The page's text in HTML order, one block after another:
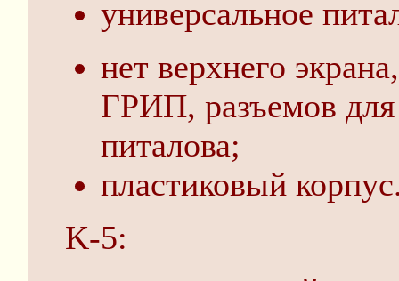
универсальное
нет верхнего
ГРИП, разъемов
питалова;
пластиковый
K-5: